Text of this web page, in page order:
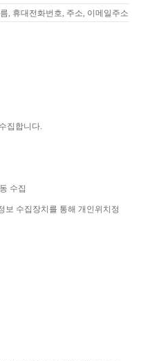
, 휴대전화번호, 주소, 이메일주소
집합니다.
수집
보 수집장치를 통해 개인위치정